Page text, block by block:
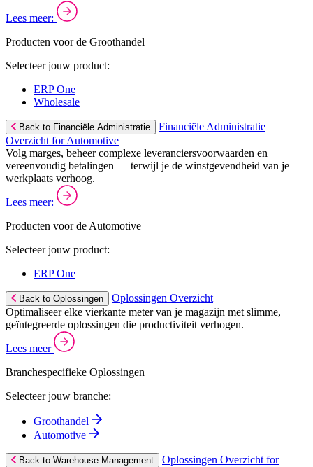
Lees meer:
Producten voor de Groothandel
Selecteer jouw product:
ERP One
Wholesale
Back to Financiële Administratie
Financiële Administratie
Overzicht for Automotive
Volg marges, beheer complexe leveranciersvoorwaarden en
vereenvoudig betalingen — terwijl je de winstgevendheid van je
werkplaats verhoog.
Lees meer:
Producten voor de Automotive
Selecteer jouw product:
ERP One
Back to Oplossingen
Oplossingen Overzicht
Optimaliseer elke vierkante meter van je magazijn met slimme,
geïntegreerde oplossingen die productiviteit verhogen.
Lees meer
Branchespecifieke Oplossingen
Selecteer jouw branche:
Groothandel
Automotive
Back to Warehouse Management
Oplossingen Overzicht for